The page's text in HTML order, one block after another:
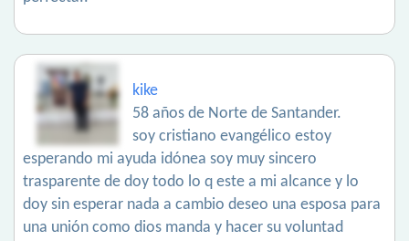
kike
58 años de Norte de Santander.
soy cristiano evangélico estoy
esperando mi ayuda idónea soy muy sincero
trasparente de doy todo lo q este a mi alcance y lo
doy sin esperar nada a cambio deseo una esposa para
una unión como dios manda y hacer su voluntad